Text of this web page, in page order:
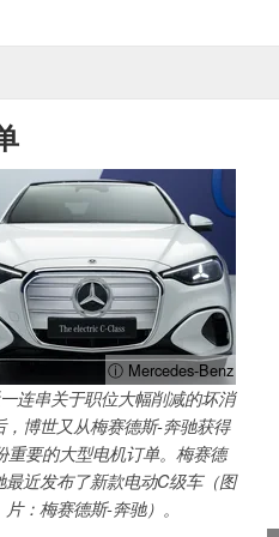
ⓘ Mercedes-Benz
连串关于职位大幅削减的坏消
，博世又从梅赛德斯-奔驰获得
重要的大型电机订单。梅赛德
最近发布了新款电动C级车（图
片：梅赛德斯-奔驰）。